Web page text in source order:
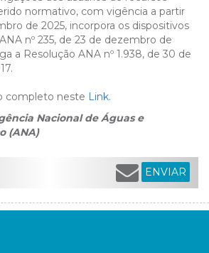
normativo, com vigência a partir
de 2025, incorpora os dispositivos
nº 235, de 23 de dezembro de
a Resolução ANA nº 1.938, de 30 de
completo neste Link.
Nacional de Águas e
(ANA)
ENVIAR